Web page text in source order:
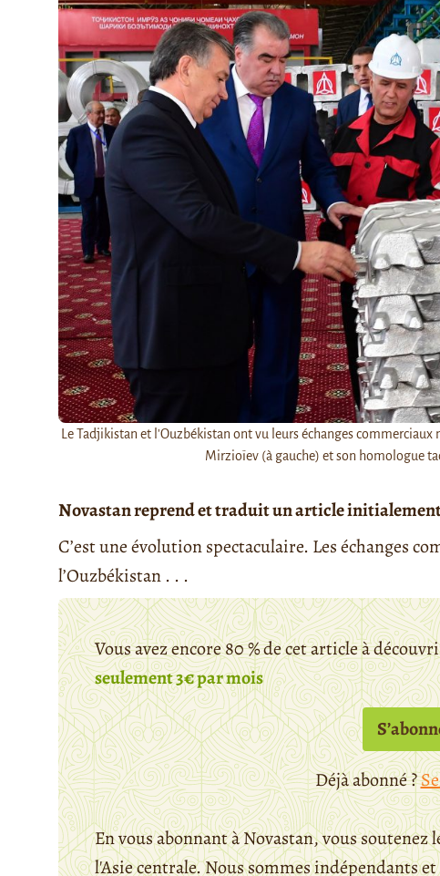
Le Tadjikistan et l'Ouzbékistan ont vu leurs échanges
Mirzioïev (à gauche) et son homologue
Novastan reprend et traduit un article
C’est une évolution spectaculaire. Les échanges
l’Ouzbékistan . . .
Vous avez encore 80 % de cet article à
seulement 3€ par mois
Déjà abonné ?
En vous abonnant à Novastan, vous
l'Asie centrale. Nous sommes indépendants